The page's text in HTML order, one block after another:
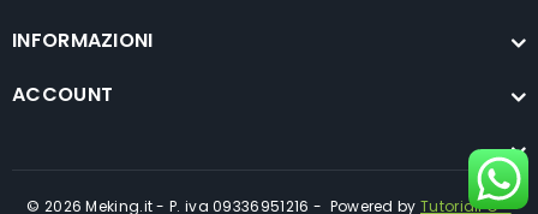
INFORMAZIONI
ACCOUNT
© 2026 Meking.it - P. iva 09336951216 - Powered by TutorialPC -